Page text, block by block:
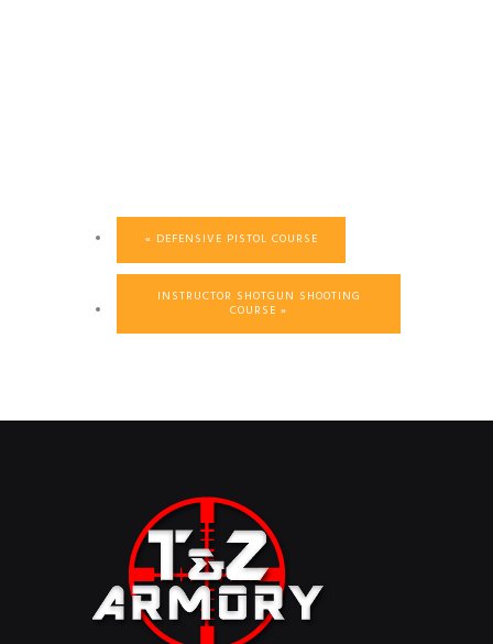
« DEFENSIVE PISTOL COURSE
INSTRUCTOR SHOTGUN SHOOTING
COURSE »